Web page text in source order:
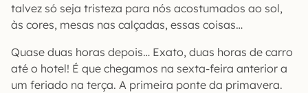
talvez só seja tristeza para nós acostumados ao sol,
às cores, mesas nas calçadas, essas coisas…
Quase duas horas depois… Exato, duas horas de carro
até o hotel! É que chegamos na sexta-feira anterior a
um feriado na terça. A primeira ponte da primavera.